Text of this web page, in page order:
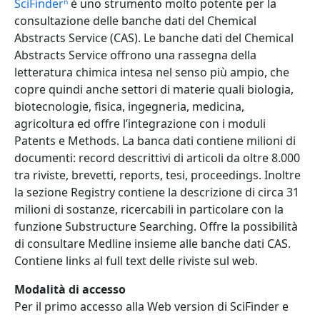
SciFinderⁿ è uno strumento molto potente per la
consultazione delle banche dati del Chemical
Abstracts Service (CAS). Le banche dati del Chemical
Abstracts Service offrono una rassegna della
letteratura chimica intesa nel senso più ampio, che
copre quindi anche settori di materie quali biologia,
biotecnologie, fisica, ingegneria, medicina,
agricoltura ed offre l’integrazione con i moduli
Patents e Methods. La banca dati contiene milioni di
documenti: record descrittivi di articoli da oltre 8.000
tra riviste, brevetti, reports, tesi, proceedings. Inoltre
la sezione Registry contiene la descrizione di circa 31
milioni di sostanze, ricercabili in particolare con la
funzione Substructure Searching. Offre la possibilità
di consultare Medline insieme alle banche dati CAS.
Contiene links al full text delle riviste sul web.
Modalità di accesso
Per il primo accesso alla Web version di SciFinder e